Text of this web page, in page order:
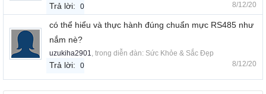
Trả lời: 0 8/12/20
có thể hiểu và thực hành đúng chuẩn mực RS485 như
nắm nè?
uzukiha2901, trong diễn đàn: Sức Khỏe & Sắc Đẹp
Trả lời: 0 8/12/20